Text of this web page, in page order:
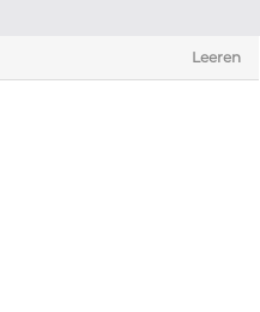
Leeren